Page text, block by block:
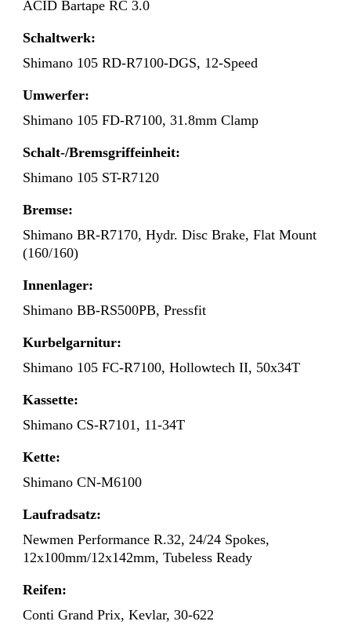
ACID Bartape RC 3.0
Schaltwerk:
Shimano 105 RD-R7100-DGS, 12-Speed
Umwerfer:
Shimano 105 FD-R7100, 31.8mm Clamp
Schalt-/Bremsgriffeinheit:
Shimano 105 ST-R7120
Bremse:
Shimano BR-R7170, Hydr. Disc Brake, Flat Mount
(160/160)
Innenlager:
Shimano BB-RS500PB, Pressfit
Kurbelgarnitur:
Shimano 105 FC-R7100, Hollowtech II, 50x34T
Kassette:
Shimano CS-R7101, 11-34T
Kette:
Shimano CN-M6100
Laufradsatz:
Newmen Performance R.32, 24/24 Spokes,
12x100mm/12x142mm, Tubeless Ready
Reifen:
Conti Grand Prix, Kevlar, 30-622